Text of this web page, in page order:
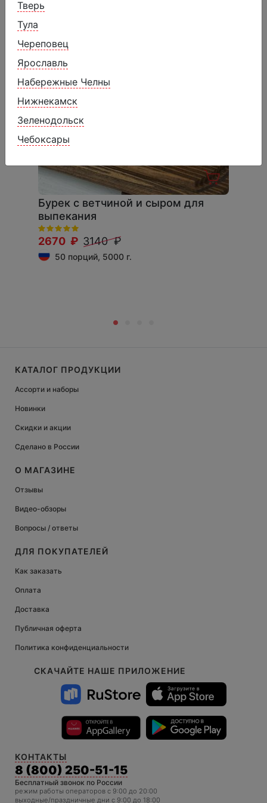
Тверь
Тула
Череповец
Ярославль
Набережные Челны
Нижнекамск
Зеленодольск
Чебоксары
Бурек с ветчиной и сыром для
выпекания
2670 ₽ 3140 ₽
50 порций, 5000 г.
СКАЧАЙТЕ НАШЕ ПРИЛОЖЕНИЕ
КОНТАКТЫ
8 (800) 250-51-15
Бесплатный звонок по России
режим работы операторов c 9:00 до 20:00
выходные/праздничные дни с 9:00 до 18:00
КАТАЛОГ ПРОДУКЦИИ
Ассорти и наборы
Новинки
Скидки и акции
Сделано в России
О МАГАЗИНЕ
Отзывы
Видео-обзоры
Вопросы / ответы
ДЛЯ ПОКУПАТЕЛЕЙ
Как заказать
Оплата
Доставка
Публичная оферта
Политика конфиденциальности